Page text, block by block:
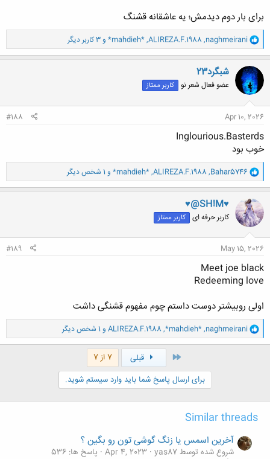
برای بار دوم دیدمش؛ یه عاشقانه قشنگ
و
ا
ک
ن
ش
ه
ا
naghmeirani
,
ALIREZA.F.1988
,
*mahdieh* و 3 کاربر دیگر
شبگرد23
عضو فعال شعر نو کاربر ممتاز
Apr 10, 2026
#188
Inglourious.Basterds
خوب بود
و
ا
ک
ن
ش
ه
ا
Bahar5746
,
ALIREZA.F.1988
,
*mahdieh* و 1 شخص دیگر
♥@SH!M♥
کاربر حرفه ای کاربر ممتاز
May 15, 2026
#189
Meet joe black
Redeeming love
اولی رو‌بیشتر دوست داستم چوم مفهوم قشنگی داشت
و
ا
ک
naghmeirani
,
*mahdieh*
,
ALIREZA.F.1988 و 1 شخص دیگر
اول قبلی
7 از 7
برای ارسال پاسخ شما باید وارد سیستم شوید.
Similar threads
آخرین اسمس یا زنگ گوشی تون رو بگین ؟
شروع شده توسط yas87 Apr 4, 2023 پاسخ ها: 536